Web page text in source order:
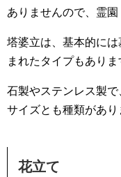
ありませんので、霊園
塔婆立は、基本的に
まれたタイプもありま
石製やステンレス製で
サイズとも種類があり
花立て